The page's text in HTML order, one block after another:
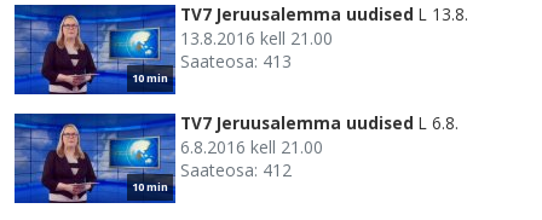
10 min
TV7 Jeruusalemma uudised L 13.8.
13.8.2016 kell 21.00
Saateosa: 413
10 min
TV7 Jeruusalemma uudised L 6.8.
6.8.2016 kell 21.00
Saateosa: 412